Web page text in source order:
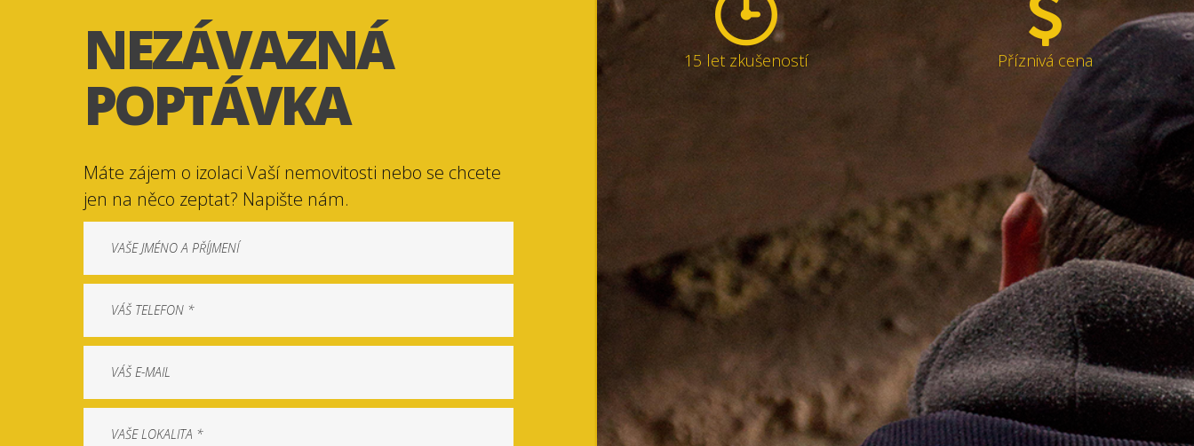
NEZÁVAZNÁ
POPTÁVKA
Máte zájem o izolaci Vaší nemovitosti nebo se chcete
jen na něco zeptat? Napište nám.
15 let zkušeností Příznivá cena